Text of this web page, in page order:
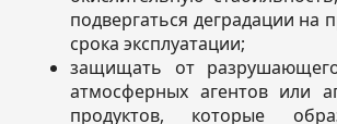
подвергаться деградации на
срока эксплуатации;
защищать от
атмосферных агентов или
продуктов, которые